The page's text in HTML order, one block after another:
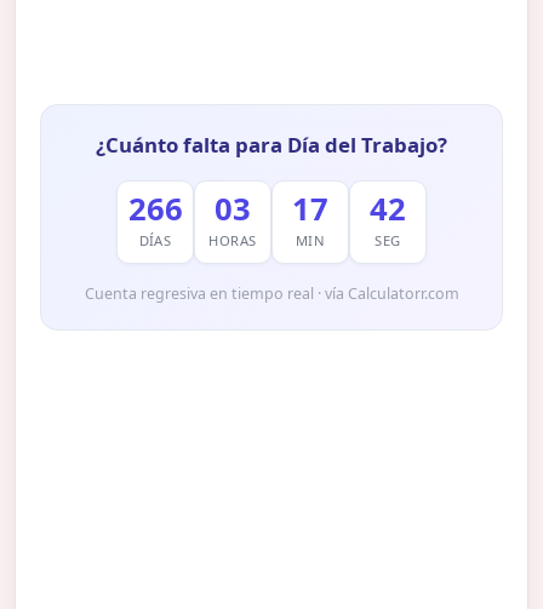
¿Cuánto falta para Día del Trabajo?
266
DÍAS
03
HORAS
17
MIN
41
SEG
Cuenta regresiva en tiempo real · vía Calculatorr.com